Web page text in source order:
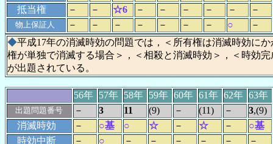
抵当権
－ － ☆6 － － － － － －
物上保証人 － － － － － － － ○
－
◆平成17年の消滅時効の問題では，＜所有権は消滅時効に
権が単独で消滅する場合＞，＜相殺と消滅時効＞，＜時効
が出題されている。
56年 57年 58年 59年 60年 61年 62年 63年
出題問題番号 － 3 11 (9) － (11) － 3,(9)
消滅時効
－ ○基 ○ ☆ － ☆ －
○基
時効中断
－ ○ － － － － －
－